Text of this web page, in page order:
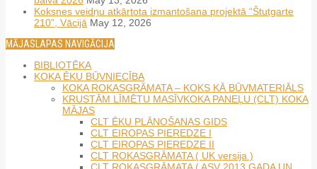
Koksnes veidņu atkārtota izmantošana projektā “Štutgarte
210”, Vācijā May 12, 2026
MĀJASLAPAS NAVIGĀCIJA
BIBLIOTĒKA
KOKA ĒKU BŪVNIECĪBA
KOKA ROKASGRĀMATA – KOKS KĀ BŪVMATERIĀLS
KRUSTĀM LĪMĒTU MASĪVKOKA PANEĻU (CLT) KOKA
MĀJAS
CLT ĒKU PLĀNOŠANAS GIDS
CLT EIROPAS PIEREDZE I
CLT EIROPAS PIEREDZE II
CLT ROKASGRĀMATA ( UK versija )